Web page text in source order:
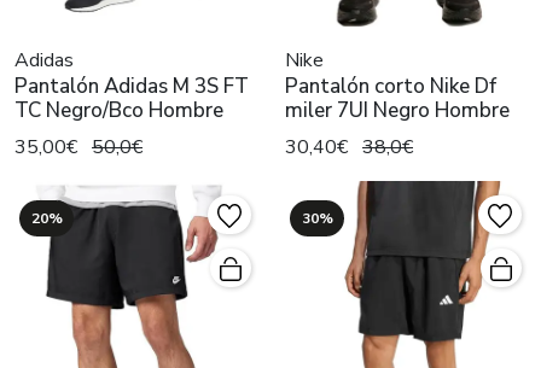
Adidas
Pantalón Adidas M 3S FT
TC Negro/Bco Hombre
35,00€ 50,0€
Nike
Pantalón corto Nike Df
miler 7UI Negro Hombre
30,40€ 38,0€
20% 30%